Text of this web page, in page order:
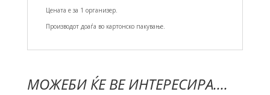
Цената е за 1 организер.
Производот доаѓа во картонско пакување.
МОЖЕБИ ЌЕ ВЕ ИНТЕРЕСИРА....